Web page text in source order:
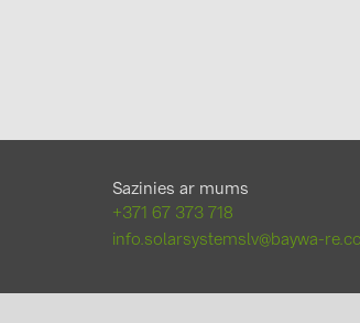
Sazinies ar mums
+371 67 373 718
info.solarsystemslv@baywa-